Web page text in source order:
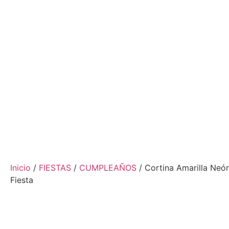
Inicio / FIESTAS / CUMPLEAÑOS / Cortina Amarilla
Fiesta